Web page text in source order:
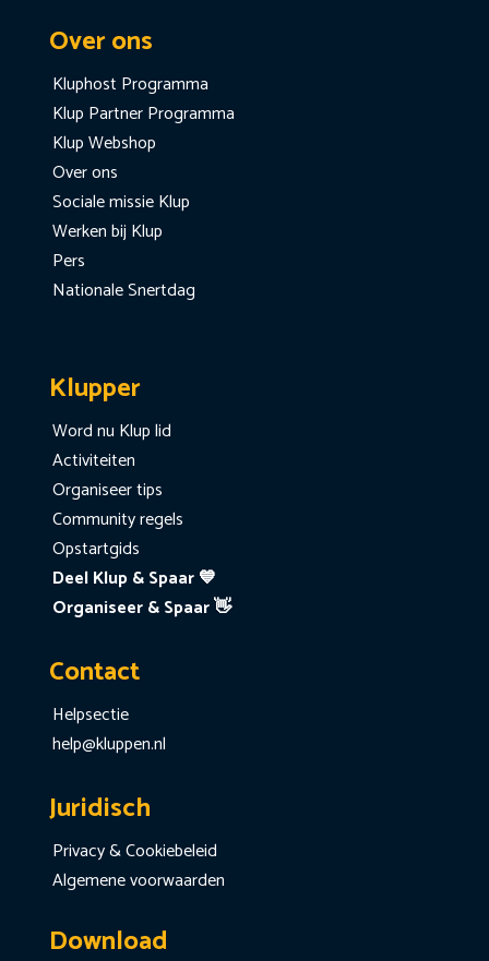
Over ons
Kluphost Programma
Klup Partner Programma
Klup Webshop
Over ons
Sociale missie Klup
Werken bij Klup
Pers
Nationale Snertdag
Klupper
Word nu Klup lid
Activiteiten
Organiseer tips
Community regels
Opstartgids
Deel Klup & Spaar 💙
Organiseer & Spaar 👋
Contact
Helpsectie
help@kluppen.nl
Juridisch
Privacy & Cookiebeleid
Algemene voorwaarden
Download